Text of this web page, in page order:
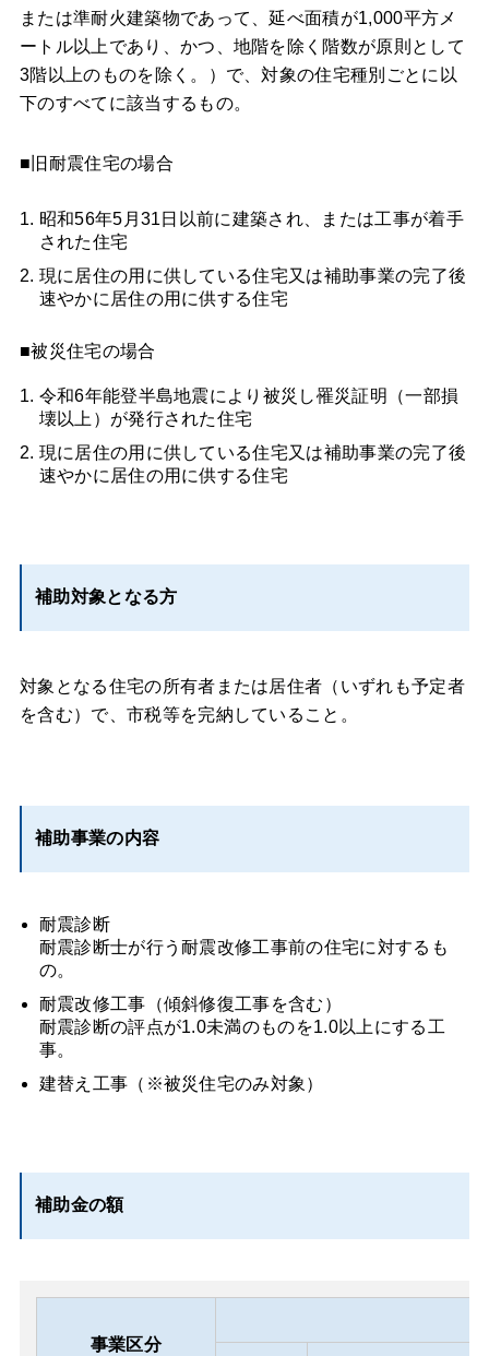
または準耐火建築物であって、延べ面積が1,000平方メ
ートル以上であり、かつ、地階を除く階数が原則として
3階以上のものを除く。）で、対象の住宅種別ごとに以
下のすべてに該当するもの。
■旧耐震住宅の場合
昭和56年5月31日以前に建築され、または工事が着手
された住宅
現に居住の用に供している住宅又は補助事業の完了後
速やかに居住の用に供する住宅
■被災住宅の場合
令和6年能登半島地震により被災し罹災証明（一部損
壊以上）が発行された住宅
現に居住の用に供している住宅又は補助事業の完了後
速やかに居住の用に供する住宅
補助対象となる方
対象となる住宅の所有者または居住者（いずれも予定者
を含む）で、市税等を完納していること。
補助事業の内容
耐震診断
耐震診断士が行う耐震改修工事前の住宅に対するも
の。
耐震改修工事（傾斜修復工事を含む）
耐震診断の評点が1.0未満のものを1.0以上にする工
事。
建替え工事（※被災住宅のみ対象）
補助金の額
事業区分